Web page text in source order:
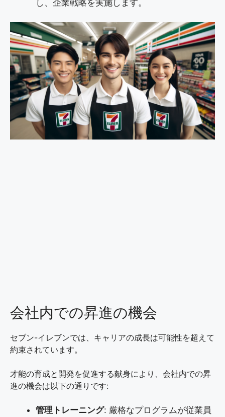
し、企業戦略を実施します。
会社内での昇進の機会
セブン-イレブンでは、キャリアの成長は可能性を超えて
約束されています。
才能の育成と開発を促進する献身により、会社内での昇
進の機会は以下の通りです:
管理トレーニング: 厳格なプログラムが従業員